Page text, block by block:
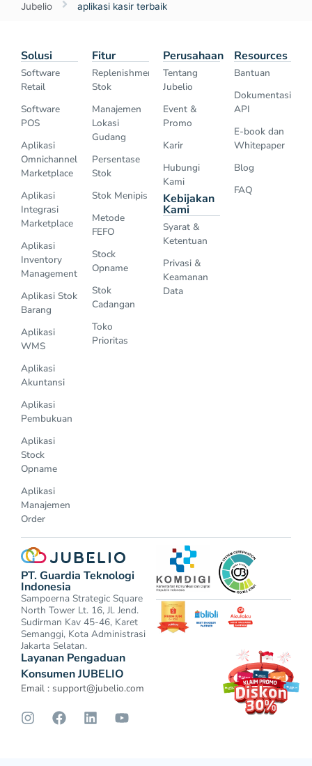
Jubelio aplikasi kasir terbaik
Solusi
Software
Retail
Software
POS
Aplikasi
Omnichannel
Marketplace
Aplikasi
Integrasi
Marketplace
Aplikasi
Inventory
Management
Aplikasi Stok
Barang
Aplikasi
WMS
Aplikasi
Akuntansi
Aplikasi
Pembukuan
Aplikasi
Stock
Opname
Aplikasi
Manajemen
Order
Fitur
Replenishment
Stok
Manajemen
Lokasi
Gudang
Persentase
Stok
Stok Menipis
Metode
FEFO
Stock
Opname
Stok
Cadangan
Toko
Prioritas
Perusahaan
Tentang
Jubelio
Event &
Promo
Karir
Hubungi
Kami
Kebijakan
Kami
Syarat &
Ketentuan
Privasi &
Keamanan
Data
Resources
Bantuan
Dokumentasi
API
E-book dan
Whitepaper
Blog
FAQ
PT. Guardia Teknologi
Indonesia
Sampoerna Strategic Square
North Tower Lt. 16, Jl. Jend.
Sudirman Kav 45-46, Karet
Semanggi, Kota Administrasi
Jakarta Selatan.
Layanan Pengaduan
Konsumen JUBELIO
Email : support@jubelio.com